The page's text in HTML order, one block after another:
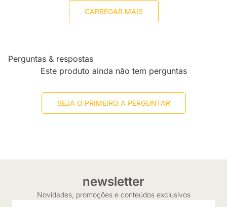
CARREGAR MAIS
Perguntas & respostas
Este produto ainda não tem perguntas
SEJA O PRIMEIRO A PERGUNTAR
newsletter
Novidades, promoções e conteúdos exclusivos